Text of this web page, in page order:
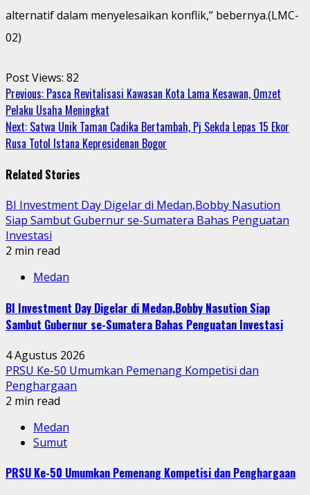
alternatif dalam menyelesaikan konflik,” bebernya.(LMC-
02)
Post Views: 82
Continue
Reading
Previous: Pasca Revitalisasi Kawasan Kota Lama Kesawan, Omzet
Pelaku Usaha Meningkat
Next: Satwa Unik Taman Cadika Bertambah, Pj Sekda Lepas 15 Ekor
Rusa Totol Istana Kepresidenan Bogor
Related Stories
BI Investment Day Digelar di Medan,Bobby Nasution
Siap Sambut Gubernur se-Sumatera Bahas Penguatan
Investasi
2 min read
Medan
BI Investment Day Digelar di Medan,Bobby Nasution Siap
Sambut Gubernur se-Sumatera Bahas Penguatan Investasi
4 Agustus 2026
PRSU Ke-50 Umumkan Pemenang Kompetisi dan
Penghargaan
2 min read
Medan
Sumut
PRSU Ke-50 Umumkan Pemenang Kompetisi dan Penghargaan